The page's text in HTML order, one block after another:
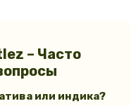
– Часто
или индика?